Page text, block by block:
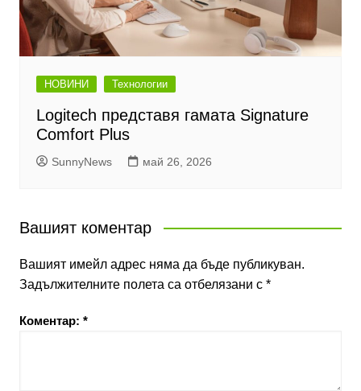
НОВИНИ Технологии
Logitech представя гамата Signature
Comfort Plus
SunnyNews май 26, 2026
Вашият коментар
Вашият имейл адрес няма да бъде публикуван.
Задължителните полета са отбелязани с *
Коментар: *